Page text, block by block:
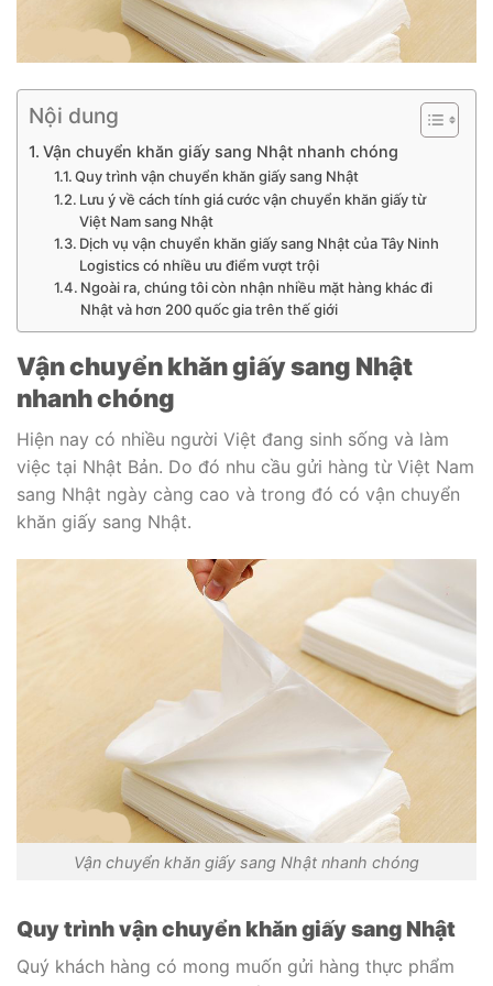
Nội dung
Vận chuyển khăn giấy sang Nhật nhanh chóng
Quy trình vận chuyển khăn giấy sang Nhật
Lưu ý về cách tính giá cước vận chuyển khăn giấy từ
Việt Nam sang Nhật
Dịch vụ vận chuyển khăn giấy sang Nhật của Tây Ninh
Logistics có nhiều ưu điểm vượt trội
Ngoài ra, chúng tôi còn nhận nhiều mặt hàng khác đi
Nhật và hơn 200 quốc gia trên thế giới
Vận chuyển khăn giấy sang Nhật
nhanh chóng
Hiện nay có nhiều người Việt đang sinh sống và làm
việc tại Nhật Bản. Do đó nhu cầu gửi hàng từ Việt Nam
sang Nhật ngày càng cao và trong đó có vận chuyển
khăn giấy sang Nhật.
Vận chuyển khăn giấy sang Nhật nhanh chóng
Quy trình vận chuyển khăn giấy sang Nhật
Quý khách hàng có mong muốn gửi hàng thực phẩm